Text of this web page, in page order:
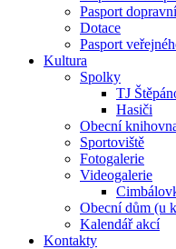
Pasport
Dotace
Pasport
Kultura
Spolky
TJ
Hasiči
Obecní
Sportoviště
Fotogalerie
Videogalerie
Obecní dům (u
Kalendář akcí
Kontakty